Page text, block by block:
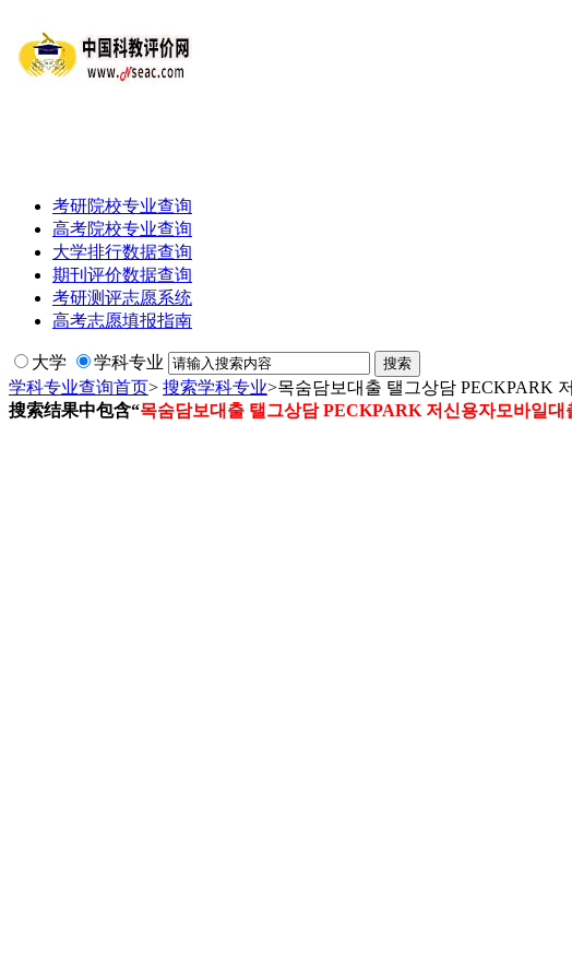
考研院校专业查询
高考院校专业查询
大学排行数据查询
期刊评价数据查询
考研测评志愿系统
高考志愿填报指南
大学
学科专业
学科专业查询首页> 搜索学科专业>목숨담보대출 탤그상담 PECKPARK
搜索结果中包含“목숨담보대출 탤그상담 PECKPARK 저신용자모바일